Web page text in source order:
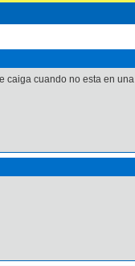
caiga cuando no esta en una